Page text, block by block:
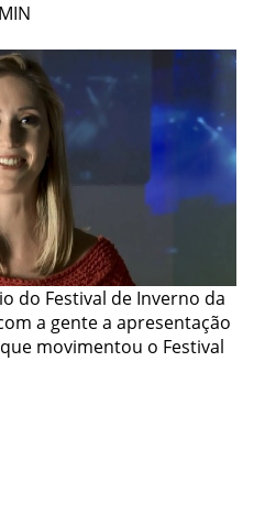
do Festival de Inverno da
a gente a apresentação
movimentou o Festival